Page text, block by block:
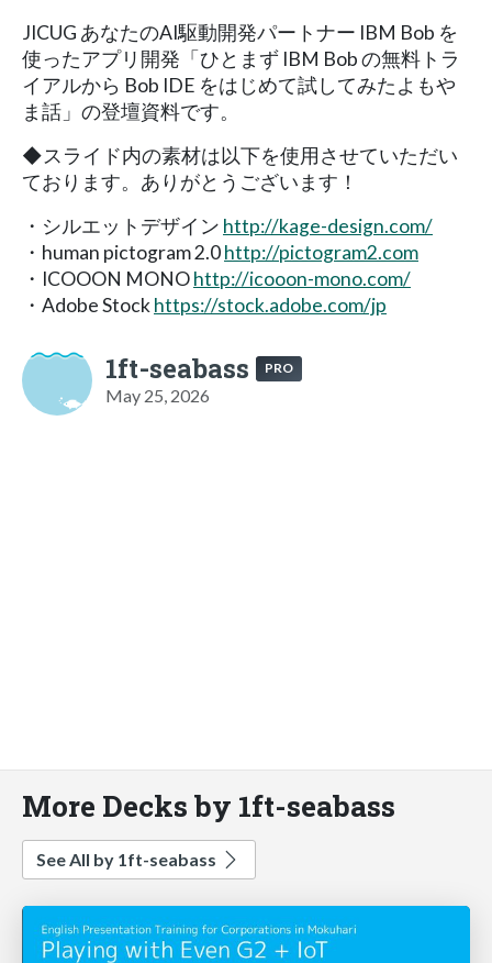
JICUG あなたのAI駆動開発パートナー IBM Bob を
使ったアプリ開発「ひとまず IBM Bob の無料トラ
イアルから Bob IDE をはじめて試してみたよもや
ま話」の登壇資料です。
◆スライド内の素材は以下を使用させていただい
ております。ありがとうございます！
・シルエットデザイン http://kage-design.com/
・human pictogram 2.0http://pictogram2.com
・ICOOON MONOhttp://icooon-mono.com/
・Adobe Stockhttps://stock.adobe.com/jp
1ft-seabass PRO
May 25, 2026
More Decks by 1ft-seabass
See All by 1ft-seabass